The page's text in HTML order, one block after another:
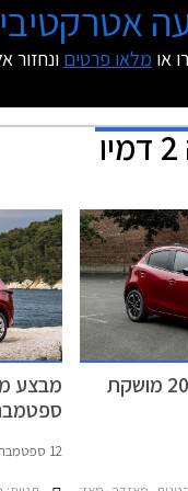
או מלאו פרטים ונחזור
מאזדה 2 המעודכנת 2024 מושקת
מבצע
ספטמבר
12 ספטמבר, 2023